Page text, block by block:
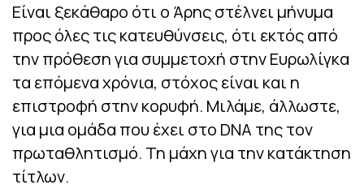
Είναι ξεκάθαρο ότι ο Άρης στέλνει μήνυμα
προς όλες τις κατευθύνσεις, ότι εκτός από
την πρόθεση για συμμετοχή στην Ευρωλίγκα
τα επόμενα χρόνια, στόχος είναι και η
επιστροφή στην κορυφή. Μιλάμε, άλλωστε,
για μια ομάδα που έχει στο DNA της τον
πρωταθλητισμό. Τη μάχη για την κατάκτηση
τίτλων.